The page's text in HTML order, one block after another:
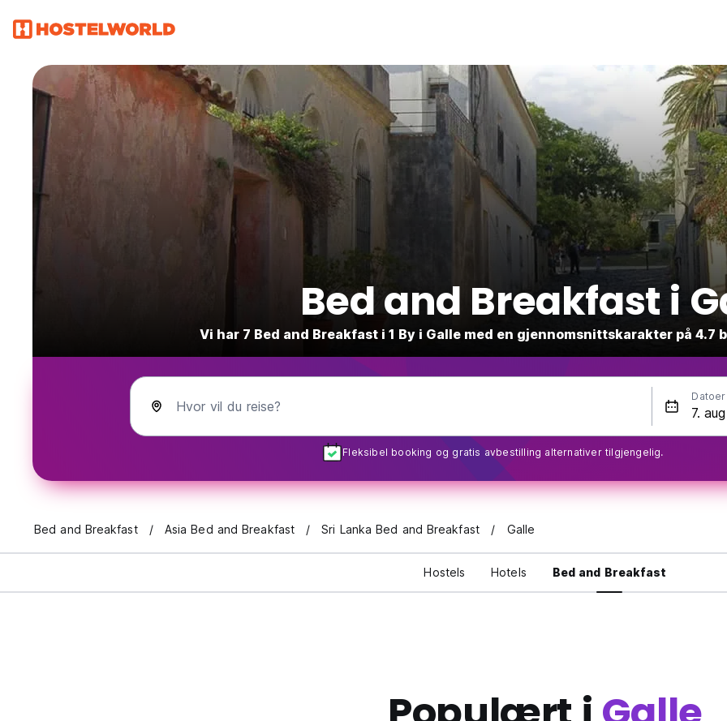
Bed and Breakfast i
Vi har 7 Bed and Breakfast i 1 By i Galle med en gjennomsnittskarakter på 4.7
Hvor vil du reise?
Datoer
Fleksibel booking og gratis avbestilling alternativer tilgjengelig.
Bed and Breakfast Asia Bed and Breakfast Sri Lanka Bed and Breakfast Galle
Hostels Hotels Bed and Breakfast